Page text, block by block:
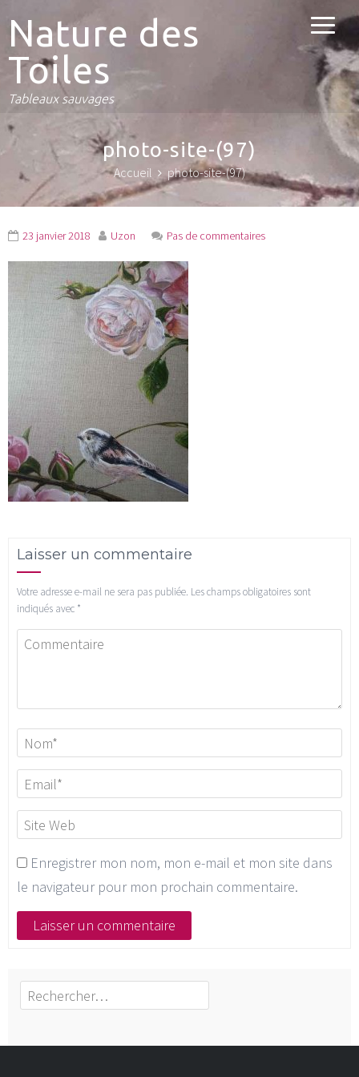
Nature des
Toiles
Tableaux sauvages
photo-site-(97)
Accueil photo-site-(97)
23 janvier 2018 Uzon Pas de commentaires
Laisser un commentaire
Votre adresse e-mail ne sera pas publiée. Les champs obligatoires sont
indiqués avec *
Enregistrer mon nom, mon e-mail et mon site dans
le navigateur pour mon prochain commentaire.
Rechercher :